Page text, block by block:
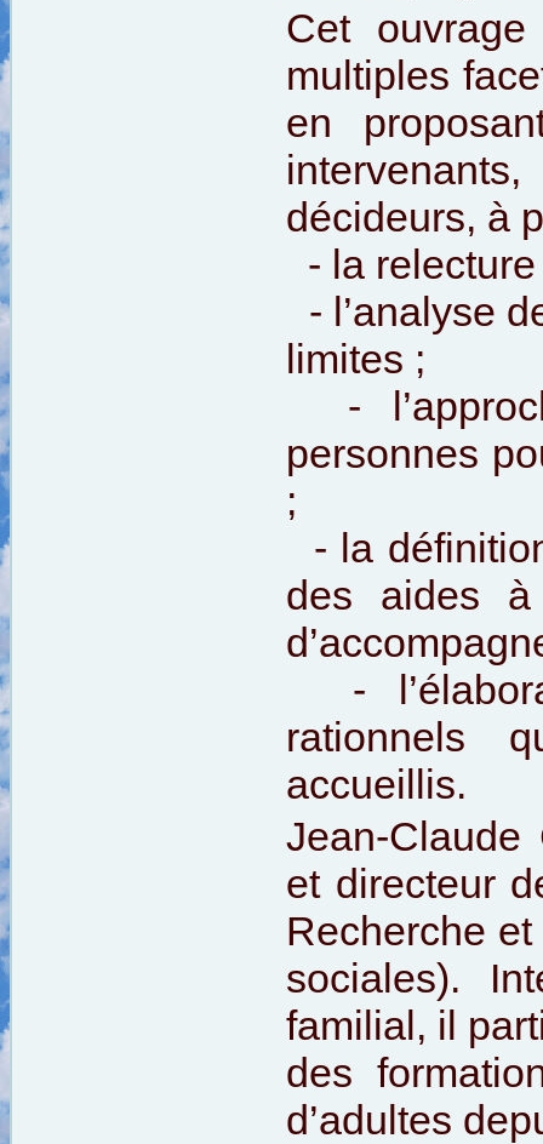
Cet
multiples
en
décideurs, à
- la
- l’analyse
limites ;
-
personnes
;
- la
des aides
-
rationnels
accueillis.
Jean-Claude
et directeur
Recherche
sociales).
familial, il
des
d’adultes